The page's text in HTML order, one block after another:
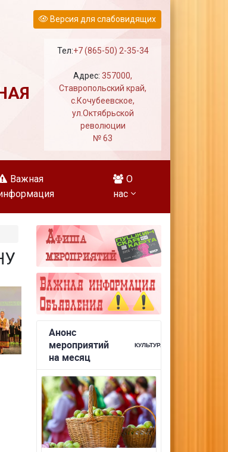
Версия для слабовидящих
Тел:+7 (865-50) 2-35-34
Адрес:357000,
Ставропольский край,
с.Кочубеевское,
ул.Октябрьской
революции
№ 63
Важная
О
нас